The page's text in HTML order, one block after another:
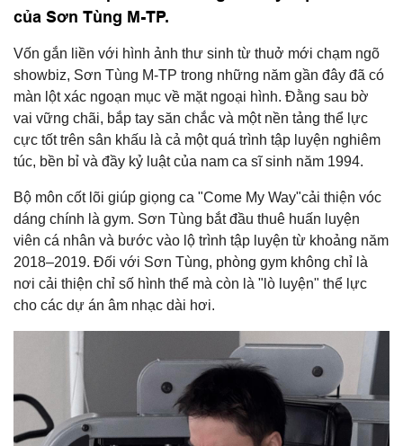
của Sơn Tùng M-TP.
Vốn gắn liền với hình ảnh thư sinh từ thuở mới chạm ngõ
showbiz, Sơn Tùng M-TP trong những năm gần đây đã có
màn lột xác ngoạn mục về mặt ngoại hình. Đằng sau bờ
vai vững chãi, bắp tay săn chắc và một nền tảng thể lực
cực tốt trên sân khấu là cả một quá trình tập luyện nghiêm
túc, bền bỉ và đầy kỷ luật của nam ca sĩ sinh năm 1994.
Bộ môn cốt lõi giúp giọng ca "Come My Way"cải thiện vóc
dáng chính là gym. Sơn Tùng bắt đầu thuê huấn luyện
viên cá nhân và bước vào lộ trình tập luyện từ khoảng năm
2018–2019. Đối với Sơn Tùng, phòng gym không chỉ là
nơi cải thiện chỉ số hình thể mà còn là "lò luyện" thể lực
cho các dự án âm nhạc dài hơi.